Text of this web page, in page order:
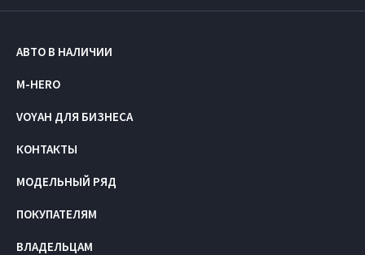
АВТО В НАЛИЧИИ
M-HERO
VOYAH ДЛЯ БИЗНЕСА
КОНТАКТЫ
МОДЕЛЬНЫЙ РЯД
ПОКУПАТЕЛЯМ
ВЛАДЕЛЬЦАМ